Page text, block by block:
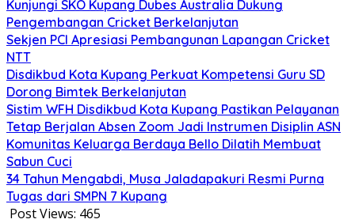
Kunjungi SKO Kupang Dubes Australia Dukung
Pengembangan Cricket Berkelanjutan
Sekjen PCI Apresiasi Pembangunan Lapangan Cricket
NTT
Disdikbud Kota Kupang Perkuat Kompetensi Guru SD
Dorong Bimtek Berkelanjutan
Sistim WFH Disdikbud Kota Kupang Pastikan Pelayanan
Tetap Berjalan Absen Zoom Jadi Instrumen Disiplin ASN
Komunitas Keluarga Berdaya Bello Dilatih Membuat
Sabun Cuci
34 Tahun Mengabdi, Musa Jaladapakuri Resmi Purna
Tugas dari SMPN 7 Kupang
Post Views: 465